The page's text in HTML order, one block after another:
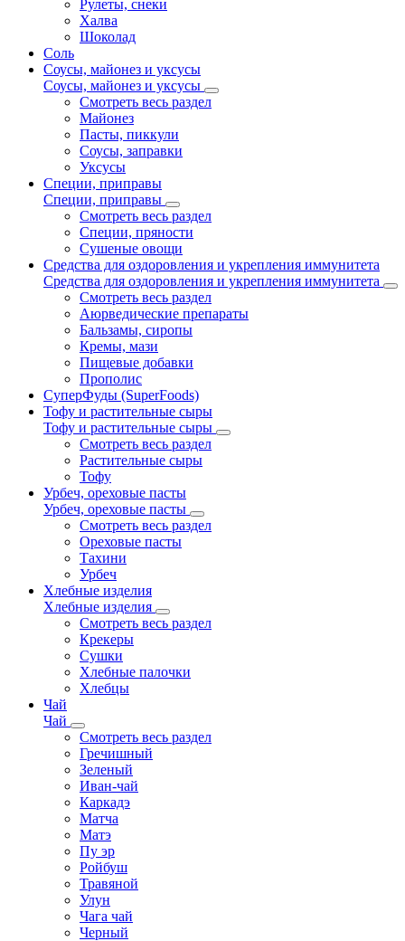
Рулеты, снеки
Халва
Шоколад
Соль
Соусы, майонез и уксусы
Соусы, майонез и уксусы
Смотреть весь раздел
Майонез
Пасты, пиккули
Соусы, заправки
Уксусы
Специи, приправы
Специи, приправы
Смотреть весь раздел
Специи, пряности
Сушеные овощи
Средства для оздоровления и укрепления иммунитета
Средства для оздоровления и укрепления иммунитета
Смотреть весь раздел
Аюрведические препараты
Бальзамы, сиропы
Кремы, мази
Пищевые добавки
Прополис
СуперФуды (SuperFoods)
Тофу и растительные сыры
Тофу и растительные сыры
Смотреть весь раздел
Растительные сыры
Тофу
Урбеч, ореховые пасты
Урбеч, ореховые пасты
Смотреть весь раздел
Ореховые пасты
Тахини
Урбеч
Хлебные изделия
Хлебные изделия
Смотреть весь раздел
Крекеры
Сушки
Хлебные палочки
Хлебцы
Чай
Чай
Смотреть весь раздел
Гречишный
Зеленый
Иван-чай
Каркадэ
Матча
Матэ
Пу эр
Ройбуш
Травяной
Улун
Чага чай
Черный